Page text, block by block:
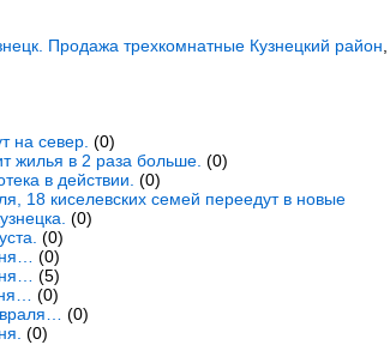
Продажа трехкомнатные Кузнецкий район
на север. (0)
жилья в 2 раза больше. (0)
в действии. (0)
18 киселевских семей переедут в новые
(0)
(0)
(0)
(5)
(0)
(0)
(0)